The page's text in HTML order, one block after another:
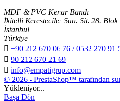
MDF & PVC Kenar Bandı
İkitelli Keresteciler San. Sit. 28.
İstanbul
Türkiye
 +90 212 670 06 76 / 0532 270 91
 90 212 670 21 69
 info@empatigrup.com
© 2026 - PrestaShop™ tarafından
Yükleniyor...
Başa Dön